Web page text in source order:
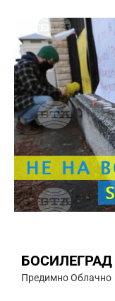
БОСИЛЕГРАД
Предимно Облачно